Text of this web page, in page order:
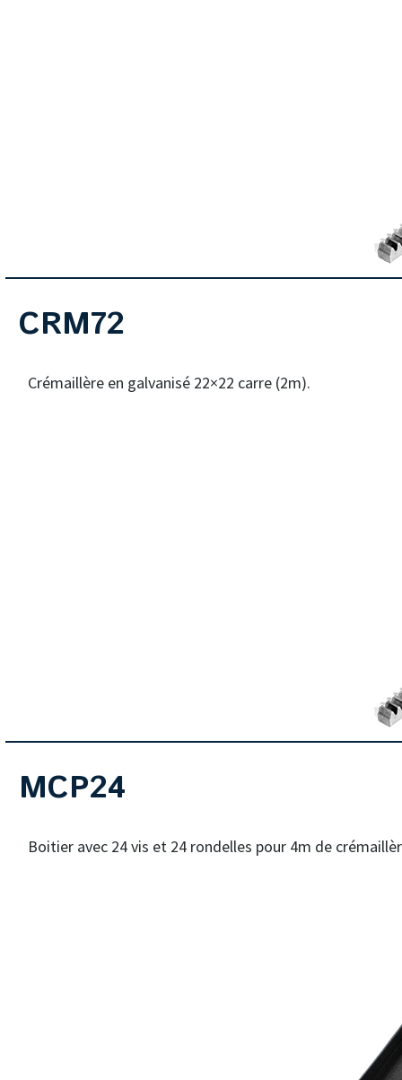
CRM72
Crémaillère en galvanisé 22×22 carre (2m).
MCP24
Boitier avec 24 vis et 24 rondelles pour 4m de